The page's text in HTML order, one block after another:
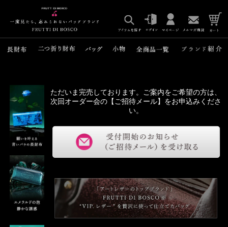
ただいま完売しております。ご案内をご希望の方は、
次回オーダー会の【ご招待メール】をお申込みくださ
い。